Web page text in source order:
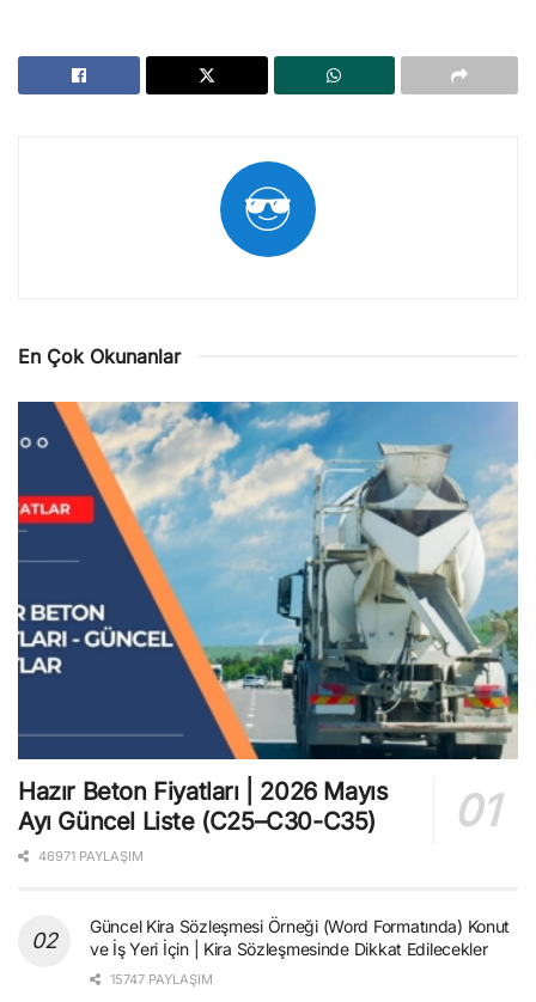
En Çok Okunanlar
Hazır Beton Fiyatları | 2026 Mayıs
Ayı Güncel Liste (C25–C30-C35)
46971 PAYLAŞIM
Güncel Kira Sözleşmesi Örneği (Word Formatında) Konut
ve İş Yeri İçin | Kira Sözleşmesinde Dikkat Edilecekler
15747 PAYLAŞIM